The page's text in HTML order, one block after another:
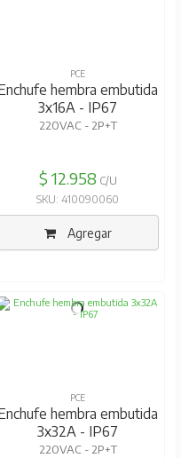
PCE
hembra embutida
3x16A - IP67
220VAC - 2P+T
$ 12.958 C/U
SKU: 410090060
Agregar
PCE
hembra embutida
3x32A - IP67
220VAC - 2P+T